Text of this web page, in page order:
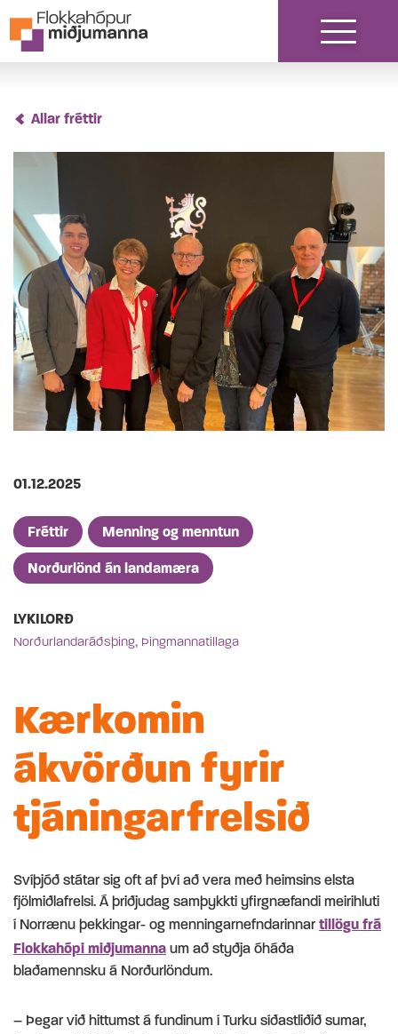
Fara í efni
Allar fréttir
Birt
01.12.2025
Greinaflokkar
Fréttir Menning og menntun
Norðurlönd án landamæra
LYKILORÐ
Norðurlandaráðsþing, Þingmannatillaga
Kærkomin
ákvörðun fyrir
tjáningarfrelsið
Svíþjóð státar sig oft af því að vera með heimsins elsta
fjölmiðlafrelsi. Á þriðjudag samþykkti yfirgnæfandi meirihluti
í Norrænu þekkingar- og menningarnefndarinnar tillögu frá
Flokkahópi miðjumanna um að styðja óháða
blaðamennsku á Norðurlöndum.
– Þegar við hittumst á fundinum í Turku síðastliðið sumar,